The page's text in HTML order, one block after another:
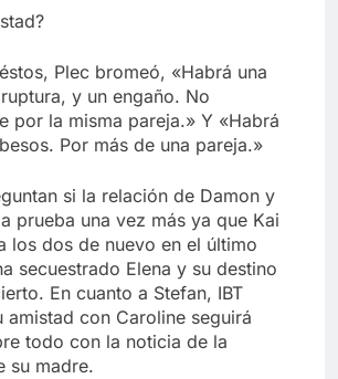
Plec bromeó, «Habrá una
y un engaño. No
por la misma pareja.» Y «Habrá
Por más de una pareja.»
si la relación de Damon y
prueba una vez más ya que Kai
los dos de nuevo en el último
secuestrado Elena y su destino
En cuanto a Stefan, IBT
amistad con Caroline seguirá
todo con la noticia de la
su madre.